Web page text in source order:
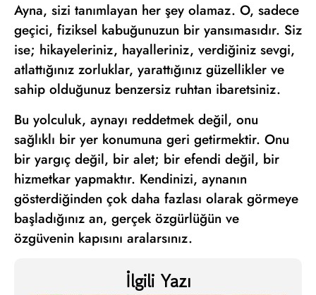
Ayna, sizi tanımlayan her şey olamaz. O, sadece
geçici, fiziksel kabuğunuzun bir yansımasıdır. Siz
ise; hikayeleriniz, hayalleriniz, verdiğiniz sevgi,
atlattığınız zorluklar, yarattığınız güzellikler ve
sahip olduğunuz benzersiz ruhtan ibaretsiniz.
Bu yolculuk, aynayı reddetmek değil, onu
sağlıklı bir yer konumuna geri getirmektir. Onu
bir yargıç değil, bir alet; bir efendi değil, bir
hizmetkar yapmaktır. Kendinizi, aynanın
gösterdiğinden çok daha fazlası olarak görmeye
başladığınız an, gerçek özgürlüğün ve
özgüvenin kapısını aralarsınız.
İlgili Yazı